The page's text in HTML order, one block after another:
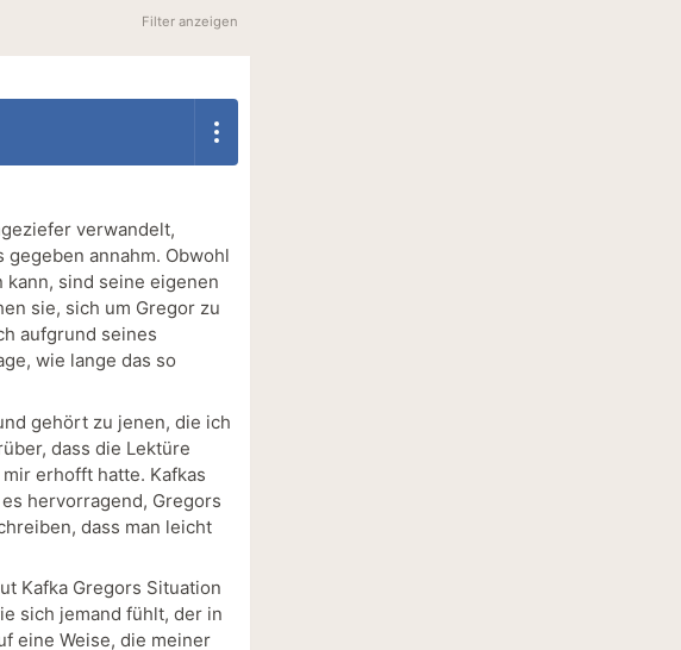
Filter anzeigen
verwandelt,
annahm. Obwohl
sind seine eigenen
sie, sich um Gregor zu
aufgrund seines
wie lange das so
gehört zu jenen, die ich
dass die Lektüre
erhofft hatte. Kafkas
hervorragend, Gregors
dass man leicht
Kafka Gregors Situation
sich jemand fühlt, der in
eine Weise, die meiner